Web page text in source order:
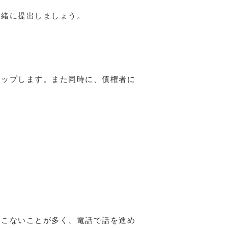
に提出しましょう。
プします。また同時に、債権者に
ないことが多く、電話で話を進め